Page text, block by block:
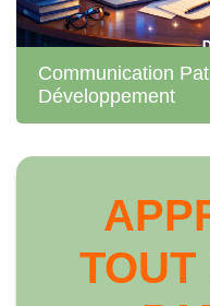
Communication
Développement
TOUT